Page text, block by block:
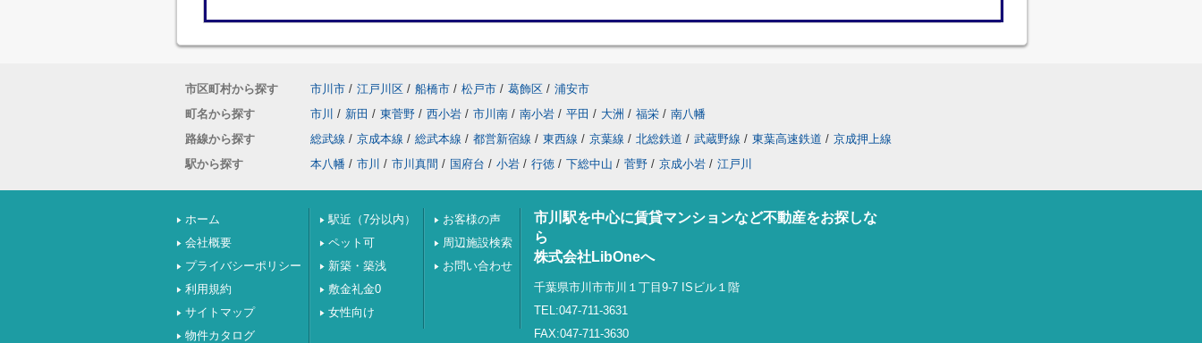
市区町村から探す 市川市 / 江戸川区 / 船橋市 / 松戸市 / 葛飾区 / 浦安市
町名から探す
市川 / 新田 / 東菅野 / 西小岩 / 市川南 / 南小岩 / 平田 / 大洲 / 福栄 / 南八幡
路線から探す
総武線 / 京成本線 / 総武本線 / 都営新宿線 / 東西線 / 京葉線 / 北総鉄道 / 武蔵野線 / 東葉高速鉄道 / 京成押上線
駅から探す
本八幡 / 市川 / 市川真間 / 国府台 / 小岩 / 行徳 / 下総中山 / 菅野 / 京成小岩 / 江戸川
ホーム
会社概要
プライバシーポリシー
利用規約
サイトマップ
物件カタログ
駅近（7分以内）
ペット可
新築・築浅
敷金礼金0
女性向け
お客様の声
周辺施設検索
お問い合わせ
市川駅を中心に賃貸マンションなど不動産をお探しな
ら
株式会社LibOneへ
千葉県市川市市川１丁目9-7 ISビル１階
TEL:047-711-3631
FAX:047-711-3630